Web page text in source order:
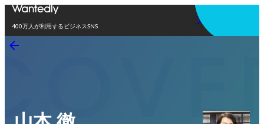
400万人が利用するビジネスSNS
アプリを使う